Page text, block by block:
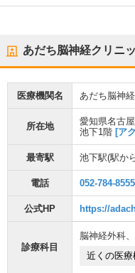
あだち脳神経クリニ
医療機関名 あだち脳神
所在地
愛知県名古
池下1階 [ア
最寄駅 池下駅(駅か
電話 052-784-8555
公式HP https://
診療科目
脳神経外科、
近くの医